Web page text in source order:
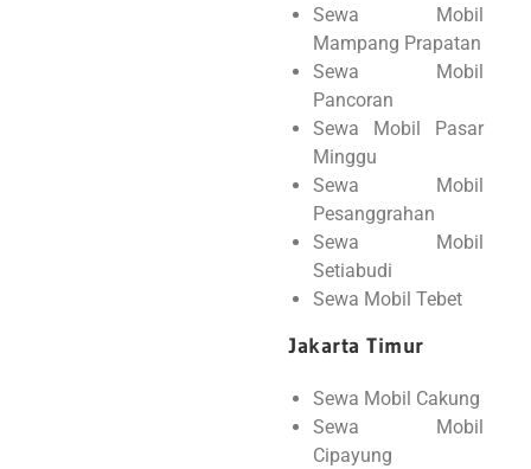
Sewa Mobil
Mampang Prapatan
Sewa Mobil
Pancoran
Sewa Mobil Pasar
Minggu
Sewa Mobil
Pesanggrahan
Sewa Mobil
Setiabudi
Sewa Mobil Tebet
Jakarta Timur
Sewa Mobil Cakung
Sewa Mobil
Cipayung